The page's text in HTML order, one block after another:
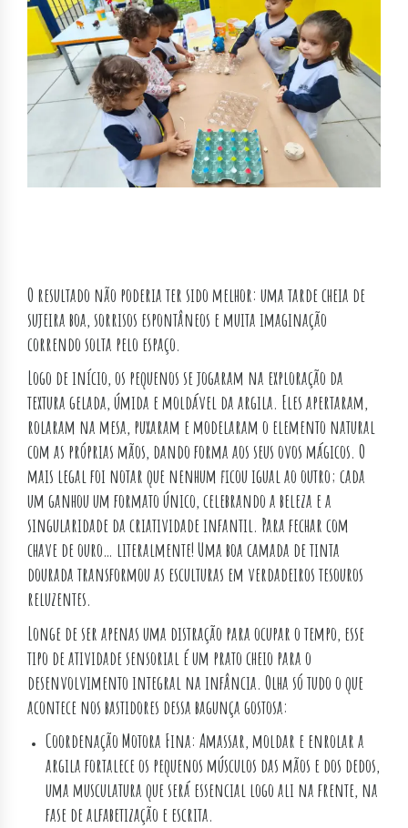
O resultado não poderia ter sido melhor: uma tarde cheia de
sujeira boa, sorrisos espontâneos e muita imaginação
correndo solta pelo espaço.
Logo de início, os pequenos se jogaram na exploração da
textura gelada, úmida e moldável da argila. Eles apertaram,
rolaram na mesa, puxaram e modelaram o elemento natural
com as próprias mãos, dando forma aos seus ovos mágicos. O
mais legal foi notar que nenhum ficou igual ao outro; cada
um ganhou um formato único, celebrando a beleza e a
singularidade da criatividade infantil. Para fechar com
chave de ouro… literalmente! Uma boa camada de tinta
dourada transformou as esculturas em verdadeiros tesouros
reluzentes.
Longe de ser apenas uma distração para ocupar o tempo, esse
tipo de atividade sensorial é um prato cheio para o
desenvolvimento integral na infância. Olha só tudo o que
acontece nos bastidores dessa bagunça gostosa:
Coordenação Motora Fina: Amassar, moldar e enrolar a
argila fortalece os pequenos músculos das mãos e dos dedos,
uma musculatura que será essencial logo ali na frente, na
fase de alfabetização e escrita.